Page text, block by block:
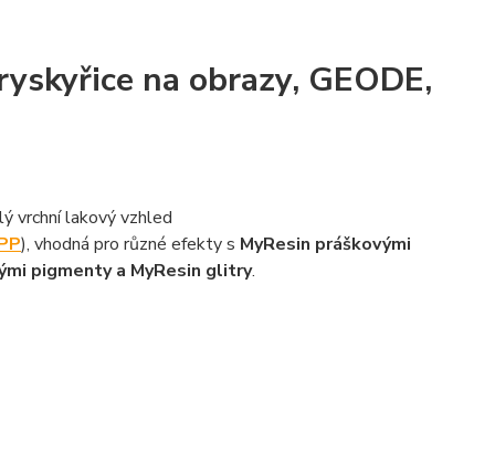
na obrazy, GEODE,
vrchní lakový vzhled
), vhodná pro různé efekty s MyResin práškovými
pigmenty a MyResin glitry.